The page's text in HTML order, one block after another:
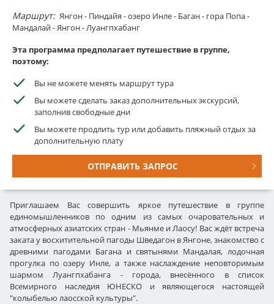
Маршрут: Янгон - Пиндайя - озеро Инле - Баган - гора Попа -
Мандалай - Янгон - Луангпхабанг
Эта программа предполагает путешествие в группе,
поэтому:
Вы не можете менять маршрут тура
Вы можете сделать заказ дополнительных экскурсий,
заполнив свободные дни
Вы можете продлить тур или добавить пляжный отдых за
дополнительную плату
ОТПРАВИТЬ ЗАПРОС
Приглашаем Вас совершить яркое путешествие в группе
единомышленников по одним из самых очаровательных и
атмосферных азиатских стран - Мьянме и Лаосу! Вас ждёт встреча
заката у восхитительной пагоды Шведагон в Янгоне, знакомство с
древними пагодами Багана и святынями Мандалая, лодочная
прогулка по озеру Инле, а также наслаждение неповторимым
шармом Луангпхабанга - города, внесённого в список
Всемирного наследия ЮНЕСКО и являющегося настоящей
"колыбелью лаосской культуры".